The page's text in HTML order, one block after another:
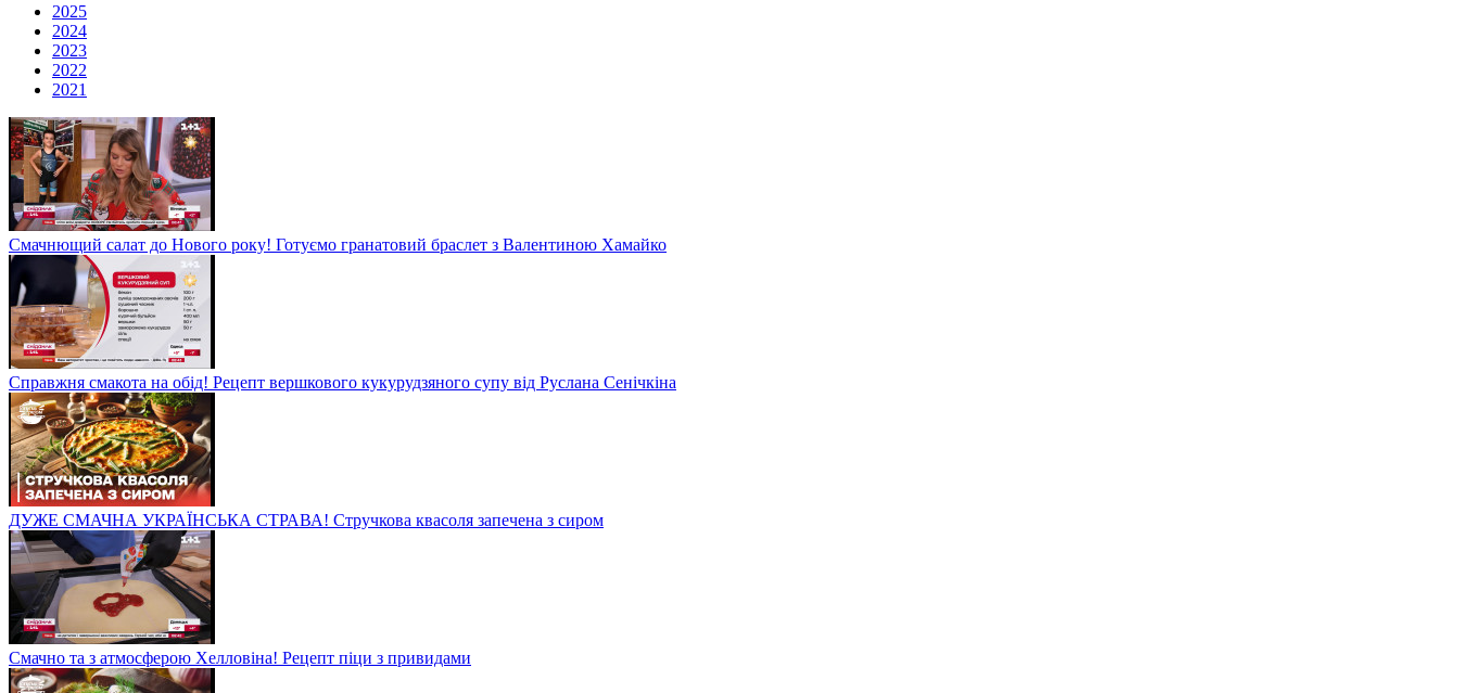
2025
2024
2023
2022
2021
Смачнющий салат до Нового року! Готуємо гранатовий браслет з Валентиною Хамайко
Справжня смакота на обід! Рецепт вершкового кукурудзяного супу від Руслана Сенічкіна
ДУЖЕ СМАЧНА УКРАЇНСЬКА СТРАВА! Стручкова квасоля запечена з сиром
Смачно та з атмосферою Хелловіна! Рецепт піци з привидами